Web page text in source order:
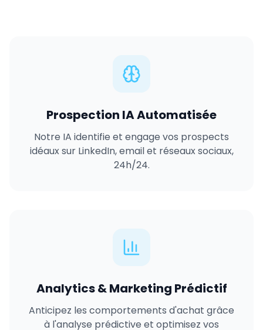
Prospection IA Automatisée
Notre IA identifie et engage vos prospects
idéaux sur LinkedIn, email et réseaux sociaux,
24h/24.
Analytics & Marketing Prédictif
Anticipez les comportements d'achat grâce
à l'analyse prédictive et optimisez vos